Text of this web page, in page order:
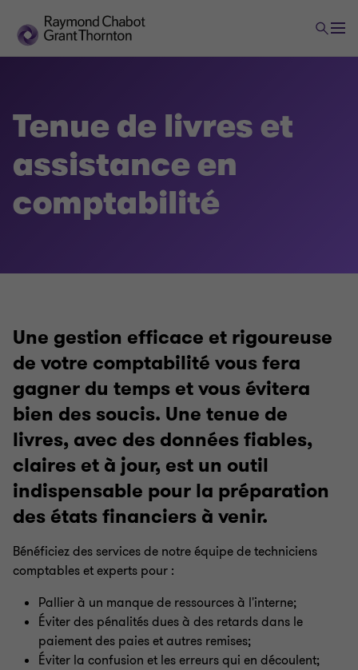
Tenue de livres et
assistance en
comptabilité
Une gestion efficace et rigoureuse
de votre comptabilité vous fera
gagner du temps et vous évitera
bien des soucis. Une tenue de
livres, avec des données fiables,
claires et à jour, est un outil
indispensable pour la préparation
des états financiers à venir.
Bénéficiez des services de notre équipe de techniciens
comptables et experts pour :
Pallier à un manque de ressources à l'interne;
Éviter des pénalités dues à des retards dans le
paiement des paies et autres remises;
Éviter la confusion et les erreurs qui en découlent;